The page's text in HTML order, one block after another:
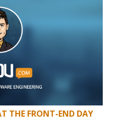
THE FRONT-END DAY